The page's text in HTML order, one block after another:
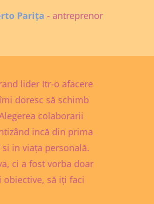
Parița- antreprenor
lider Itr-o afacere
doresc să schimb
colaborarii
incă din prima
in viața personală.
ci a fost vorba doar
să iți faci